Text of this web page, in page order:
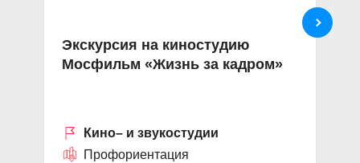
Экскурсия на киностудию
Мосфильм «Жизнь за кадром»
Кино– и звукостудии
Профориентация